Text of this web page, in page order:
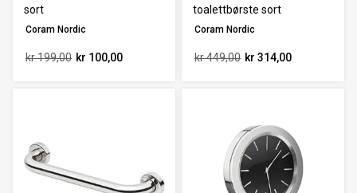
sort
Coram Nordic
kr 199,00 kr 100,00
toalettbørste sort
Coram Nordic
kr 449,00 kr 314,00